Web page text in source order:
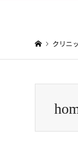
クリニ